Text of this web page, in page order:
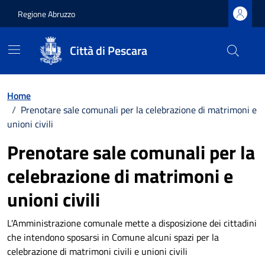
Regione Abruzzo
Città di Pescara
Home
/ Prenotare sale comunali per la celebrazione di matrimoni e
unioni civili
Prenotare sale comunali per la
celebrazione di matrimoni e
unioni civili
L'Amministrazione comunale mette a disposizione dei cittadini
che intendono sposarsi in Comune alcuni spazi per la
celebrazione di matrimoni civili e unioni civili